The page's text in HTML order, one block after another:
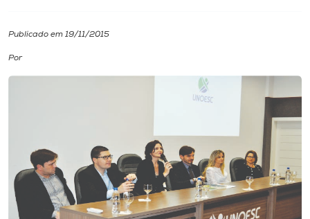
Diplomados
Cultura
Biblioteca
Editora
Publicado em 19/11/2015
Por